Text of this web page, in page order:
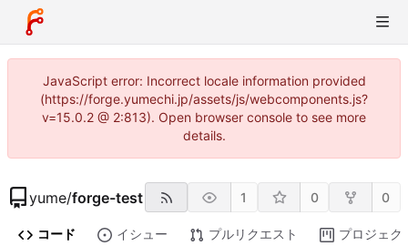
JavaScript error: Incorrect locale information provided
(https://forge.yumechi.jp/assets/js/webcomponents.js?
v=15.0.2 @ 2:813). Open browser console to see more
details.
yume/forge-test 1 0 0
コード イシュー プルリクエスト プロジェク